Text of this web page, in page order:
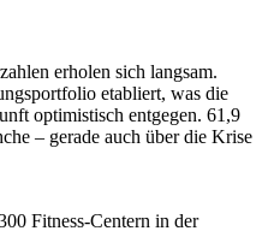
erholen sich langsam.
etabliert, was die
optimistisch entgegen. 61,9
– gerade auch über die Krise
Fitness-Centern in der